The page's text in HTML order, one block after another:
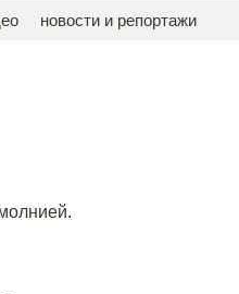
новости и репортажи